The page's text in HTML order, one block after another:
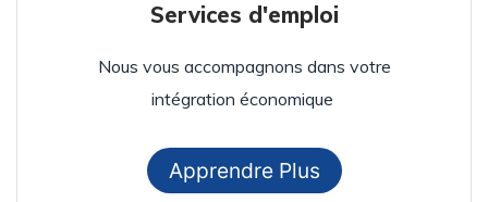
Services d'emploi
Nous vous accompagnons dans votre
intégration économique
Apprendre Plus